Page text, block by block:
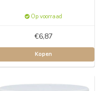
Op voorraad
€6,87
Kopen